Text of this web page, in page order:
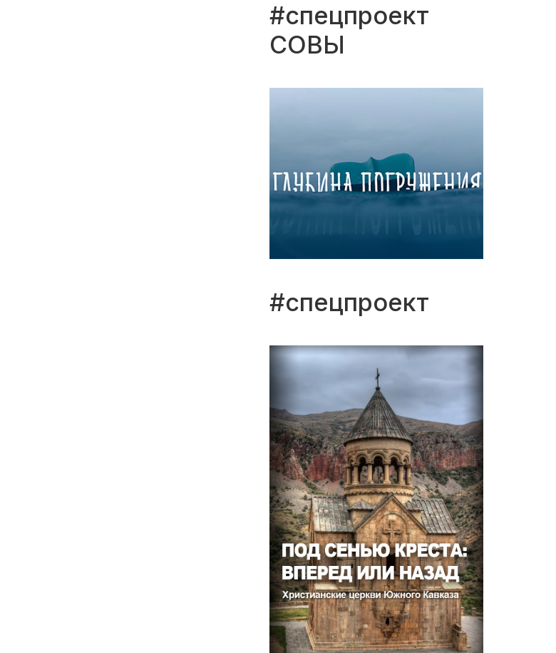
#спецпроект
СОВЫ
#спецпроект